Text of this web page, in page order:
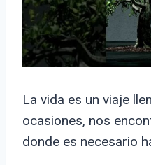
La vida es un viaje
ocasiones, nos
donde es necesario